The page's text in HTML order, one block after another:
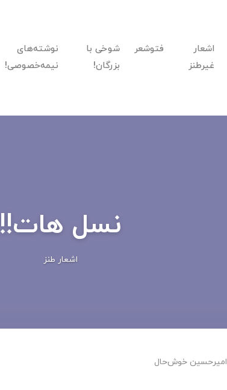
اشعار
غیرطنز
فتوشعر
شوخی با
بزرگان!
نوشته‌های
نیمه‌خصوصی!
نسل هات!!
اشعار طنز
امیرحسین ‌خوش‌حال